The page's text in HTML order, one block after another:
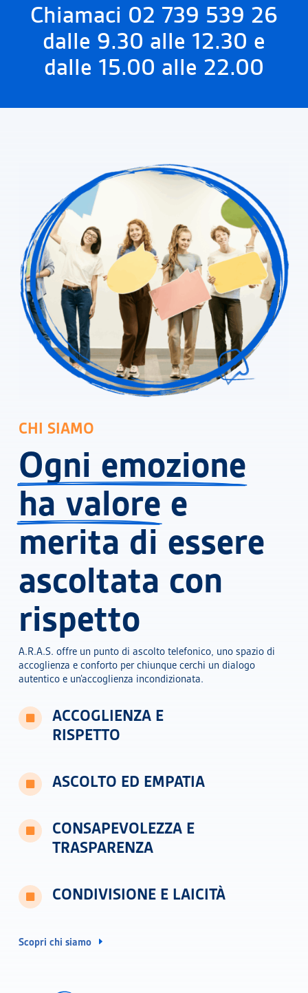
Chiamaci 02 739 539 26
dalle 9.30 alle 12.30 e
dalle 15.00 alle 22.00
CHI SIAMO
Ogni emozione
ha valore e
merita di essere
ascoltata con
rispetto
A.R.A.S. offre un punto di ascolto telefonico, uno spazio di
accoglienza e conforto per chiunque cerchi un dialogo
autentico e un’accoglienza incondizionata.

ACCOGLIENZA E
RISPETTO
 ASCOLTO ED EMPATIA

CONSAPEVOLEZZA E
TRASPARENZA
 CONDIVISIONE E LAICITÀ
Scopri chi siamo